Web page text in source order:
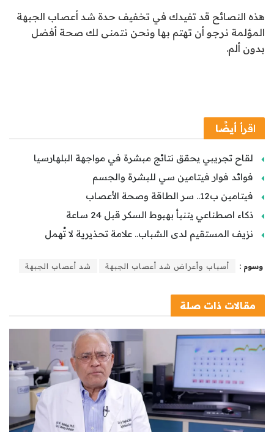
هذه النصائح قد تفيدك في تخفيف حدة شد أعصاب الجبهة
المؤلمة نرجو أن تهتم بها ونحن نتمنى لك صحة أفضل
بدون ألم.
اقرأ أيضًا
لقاح تجريبي يحقق نتائج مبشرة في مواجهة البلهارسيا
فوائد فوار فيتامين سي للبشرة والجسم
فيتامين ب12.. سر الطاقة وصحة الأعصاب
ذكاء اصطناعي يتنبأ بهبوط السكر قبل 24 ساعة
نزيف المستقيم لدى الشباب.. علامة تحذيرية لا تُهمل
وسوم : أسباب وأعراض شد أعصاب الجبهة شد أعصاب الجبهة
مقالات ذات صلة